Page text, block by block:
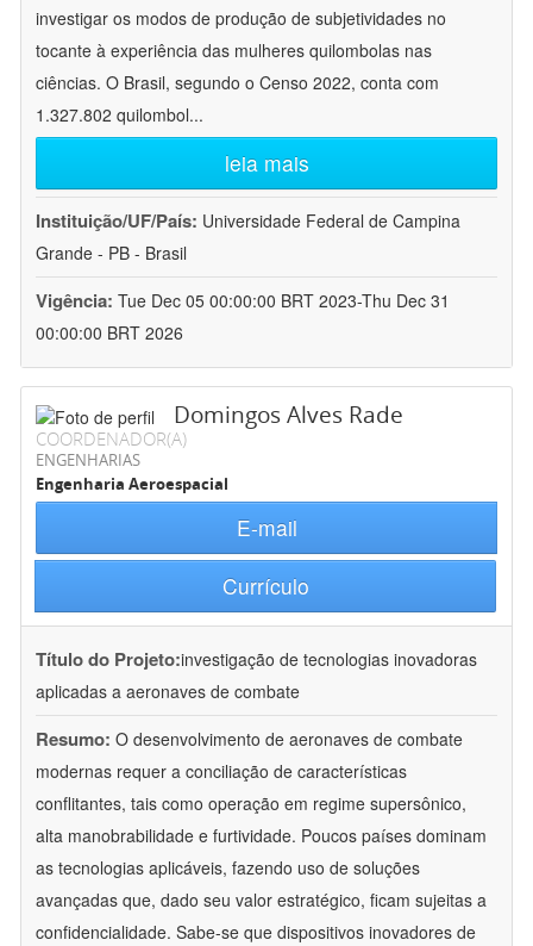
investigar os modos de produção de subjetividades no
tocante à experiência das mulheres quilombolas nas
ciências. O Brasil, segundo o Censo 2022, conta com
1.327.802 quilombol...
leia mais
Instituição/UF/País: Universidade Federal de Campina
Grande - PB - Brasil
Vigência: Tue Dec 05 00:00:00 BRT 2023-Thu Dec 31
00:00:00 BRT 2026
Domingos Alves Rade
COORDENADOR(A)
ENGENHARIAS
Engenharia Aeroespacial
E-mail
Currículo
Título do Projeto:investigação de tecnologias inovadoras
aplicadas a aeronaves de combate
Resumo: O desenvolvimento de aeronaves de combate
modernas requer a conciliação de características
conflitantes, tais como operação em regime supersônico,
alta manobrabilidade e furtividade. Poucos países dominam
as tecnologias aplicáveis, fazendo uso de soluções
avançadas que, dado seu valor estratégico, ficam sujeitas a
confidencialidade. Sabe-se que dispositivos inovadores de